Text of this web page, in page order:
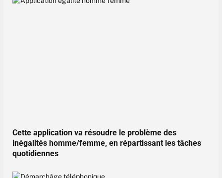
Cette application va résoudre le problème des
inégalités homme/femme, en répartissant les tâches
quotidiennes